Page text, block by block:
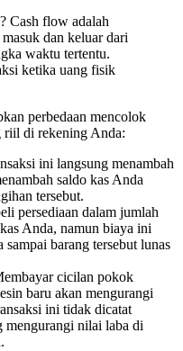
Cash flow adalah
dan keluar dari
waktu tertentu.
ketika uang fisik
perbedaan mencolok
riil di rekening Anda:
ini langsung menambah
saldo kas Anda
tersebut.
persediaan dalam jumlah
Anda, namun biaya ini
barang tersebut lunas
cicilan pokok
baru akan mengurangi
ini tidak dicatat
mengurangi nilai laba di